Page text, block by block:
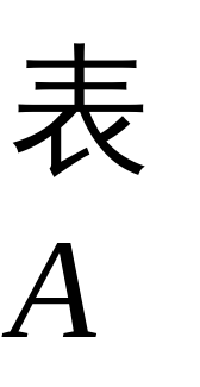
表
A